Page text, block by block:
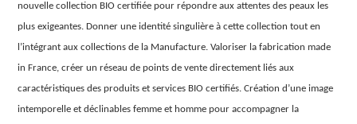
nouvelle collection BIO certifiée pour répondre aux attentes des peaux les
plus exigeantes. Donner une identité singulière à cette collection tout en
l’intégrant aux collections de la Manufacture. Valoriser la fabrication made
in France, créer un réseau de points de vente directement liés aux
caractéristiques des produits et services BIO certifiés. Création d’une image
intemporelle et déclinables femme et homme pour accompagner la